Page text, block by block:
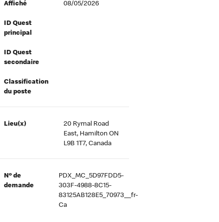
Affiché 08/05/2026
ID Quest
principal
ID Quest
secondaire
Classification
du poste
Lieu(x)
20 Rymal Road
East, Hamilton ON
L9B 1T7, Canada
Nº de
demande
PDX_MC_5D97FDD5-
303F-4988-8C15-
83125AB128E5_70973__fr-
Ca